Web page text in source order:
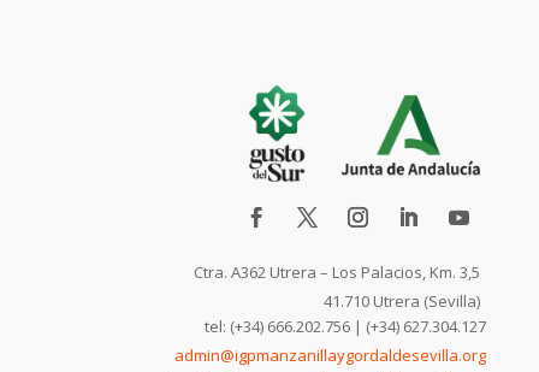
Ctra. A362 Utrera – Los Palacios, Km. 3,5
41.710 Utrera (Sevilla)
tel: (+34) 666.202.756 | (+34) 627.304.127
admin@igpmanzanillaygordaldesevilla.org